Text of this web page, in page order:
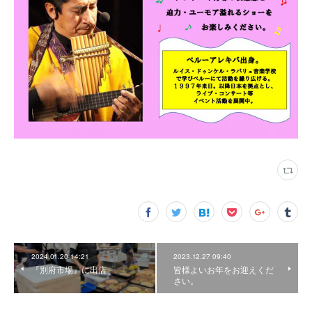
2024.01.20 14:21
『別府市場』に出店
2023.12.27 09:40
皆様よいお年をお迎えくだ
さい。